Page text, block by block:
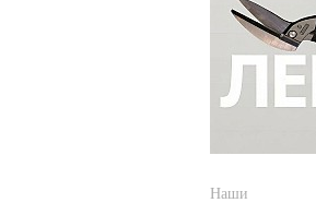
Наши